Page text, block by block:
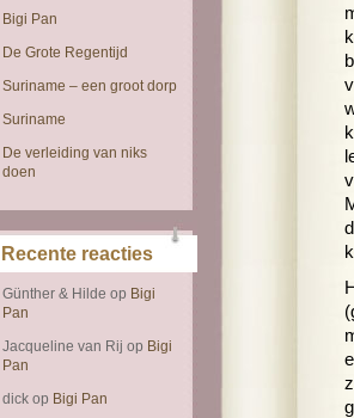
Bigi Pan
De Grote Regentijd
Suriname – een groot dorp
Suriname
De verleiding van niks
doen
Recente reacties
Günther & Hilde op Bigi
Pan
Jacqueline van Rij op Bigi
Pan
dick op Bigi Pan